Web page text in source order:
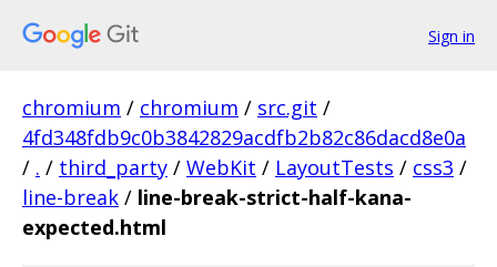
Sign in
chromium / chromium / src.git /
4fd348fdb9c0b3842829acdfb2b82c86dacd8e0a
/ . / third_party / WebKit / LayoutTests / css3 /
line-break / line-break-strict-half-kana-
expected.html